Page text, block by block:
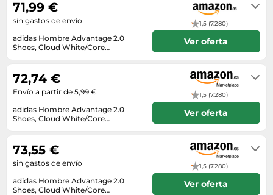
Sets de belleza
Tensiómetros
Tratamientos faciales
Ordenadores portátiles
Placas de cocina
Radios
Sonido y alta fidelidad
TV, vídeo y DVD
Tablets
Televisores
Zapatos
Zapatos de invierno
Zapatos mujer
adidas Hombre Advantage 2.0
Shoes, Cloud White/Core
1,5 (7.280)
71,99 €
sin gastos de envío
Ver oferta
adidas Hombre Advantage 2.0
Shoes, Cloud White/Core
1,5 (7.280)
72,74 €
Envío a partir de 5,99 €
Ver oferta
adidas Hombre Advantage 2.0
Shoes, Cloud White/Core
1,5 (7.280)
73,55 €
sin gastos de envío
Ver oferta